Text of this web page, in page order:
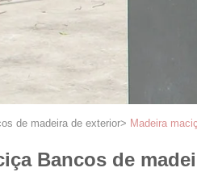
de madeira de exterior> Madeira
Bancos de